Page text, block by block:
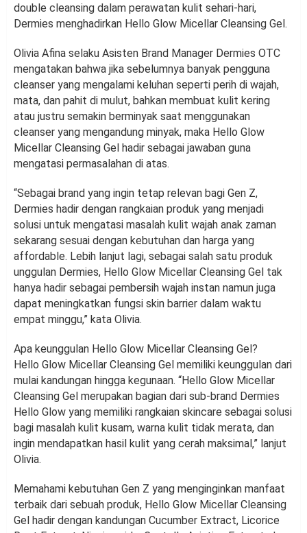
double cleansing dalam perawatan kulit sehari-hari,
Dermies menghadirkan Hello Glow Micellar Cleansing Gel.
Olivia Afina selaku Asisten Brand Manager Dermies OTC
mengatakan bahwa jika sebelumnya banyak pengguna
cleanser yang mengalami keluhan seperti perih di wajah,
mata, dan pahit di mulut, bahkan membuat kulit kering
atau justru semakin berminyak saat menggunakan
cleanser yang mengandung minyak, maka Hello Glow
Micellar Cleansing Gel hadir sebagai jawaban guna
mengatasi permasalahan di atas.
“Sebagai brand yang ingin tetap relevan bagi Gen Z,
Dermies hadir dengan rangkaian produk yang menjadi
solusi untuk mengatasi masalah kulit wajah anak zaman
sekarang sesuai dengan kebutuhan dan harga yang
affordable. Lebih lanjut lagi, sebagai salah satu produk
unggulan Dermies, Hello Glow Micellar Cleansing Gel tak
hanya hadir sebagai pembersih wajah instan namun juga
dapat meningkatkan fungsi skin barrier dalam waktu
empat minggu,” kata Olivia.
Apa keunggulan Hello Glow Micellar Cleansing Gel?
Hello Glow Micellar Cleansing Gel memiliki keunggulan dari
mulai kandungan hingga kegunaan. “Hello Glow Micellar
Cleansing Gel merupakan bagian dari sub-brand Dermies
Hello Glow yang memiliki rangkaian skincare sebagai solusi
bagi masalah kulit kusam, warna kulit tidak merata, dan
ingin mendapatkan hasil kulit yang cerah maksimal,” lanjut
Olivia.
Memahami kebutuhan Gen Z yang menginginkan manfaat
terbaik dari sebuah produk, Hello Glow Micellar Cleansing
Gel hadir dengan kandungan Cucumber Extract, Licorice